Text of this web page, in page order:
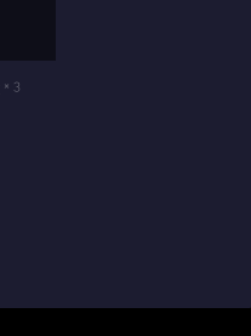
× 3